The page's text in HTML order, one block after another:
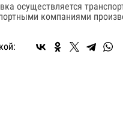
осуществляется
компаниями